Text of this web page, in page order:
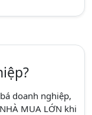
doanh nghiệp,
MUA LỚN khi